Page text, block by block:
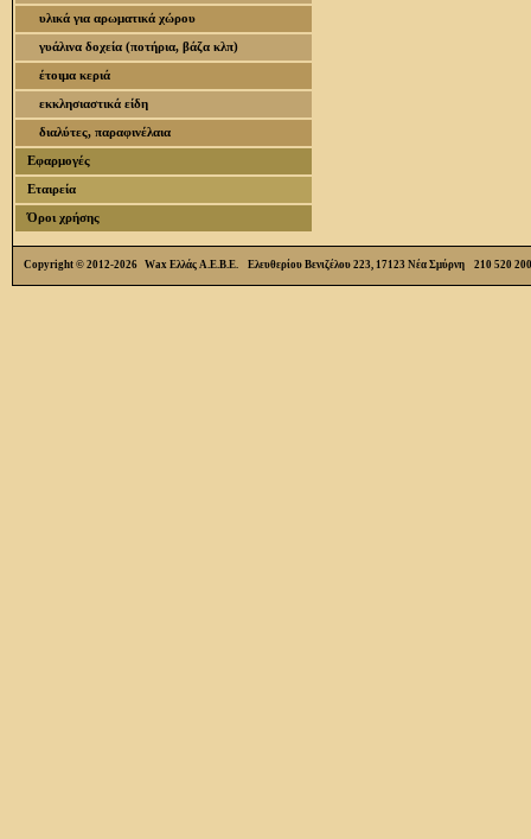
υλικά για αρωματικά χώρου
γυάλινα δοχεία (ποτήρια, βάζα κλπ)
έτοιμα κεριά
εκκλησιαστικά είδη
διαλύτες, παραφινέλαια
Εφαρμογές
Εταιρεία
Όροι χρήσης
Copyright © 2012-2026 Wax Ελλάς Α.Ε.Β.Ε. Ελευθερίου Βενιζέλου 223, 17123 Νέα Σμύρνη 210 520